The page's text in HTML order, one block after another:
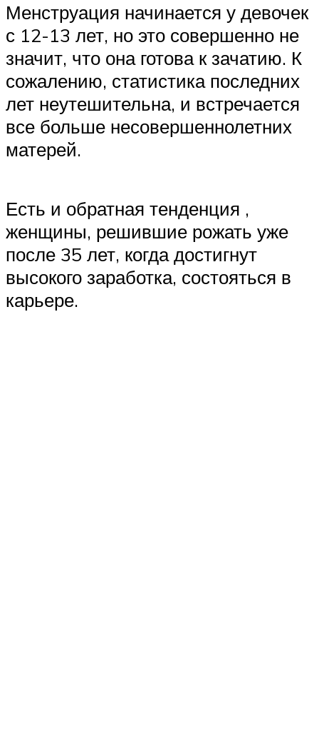
Менструация начинается у девочек
с 12-13 лет, но это совершенно не
значит, что она готова к зачатию. К
сожалению, статистика последних
лет неутешительна, и встречается
все больше несовершеннолетних
матерей.
Есть и обратная тенденция ,
женщины, решившие рожать уже
после 35 лет, когда достигнут
высокого заработка, состояться в
карьере.